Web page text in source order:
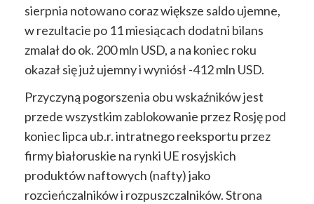
sierpnia notowano coraz większe saldo ujemne,
w rezultacie po 11 miesiącach dodatni bilans
zmalał do ok. 200 mln USD, a na koniec roku
okazał się już ujemny i wyniósł -412 mln USD.
Przyczyną pogorszenia obu wskaźników jest
przede wszystkim zablokowanie przez Rosję pod
koniec lipca ub.r. intratnego reeksportu przez
firmy białoruskie na rynki UE rosyjskich
produktów naftowych (nafty) jako
rozcieńczalników i rozpuszczalników. Strona